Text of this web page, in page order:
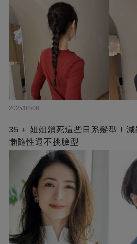
2025/08/08
35 + 姐姐鎖死這些日系髮型！
懶隨性還不挑臉型